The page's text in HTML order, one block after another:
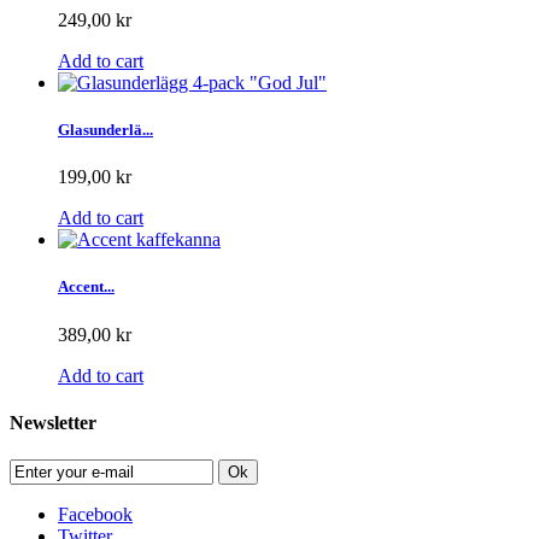
249,00 kr
Add to cart
Glasunderlä...
199,00 kr
Add to cart
Accent...
389,00 kr
Add to cart
Newsletter
Ok
Facebook